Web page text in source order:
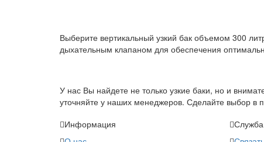
Выберите вертикальный узкий бак объемом 300
дыхательным клапаном для обеспечения
У нас Вы найдете не только узкие баки, но и
уточняйте у наших менеджеров. Сделайте выбор в
Информация